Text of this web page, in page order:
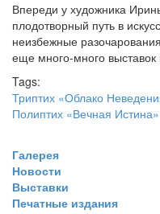
Впереди у художника
плодотворный путь в
неизбежные
еще много-много выставок
Tags:
Триптих «Облако
Полиптих «Вечная Истина»
Галерея
Новости
Выставки
Печатные издания